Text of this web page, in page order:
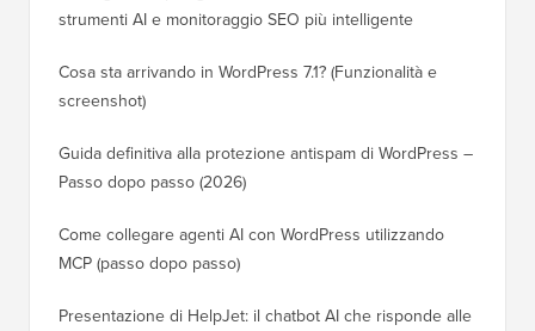
strumenti AI e monitoraggio SEO più intelligente
Cosa sta arrivando in WordPress 7.1? (Funzionalità e
screenshot)
Guida definitiva alla protezione antispam di WordPress –
Passo dopo passo (2026)
Come collegare agenti AI con WordPress utilizzando
MCP (passo dopo passo)
Presentazione di HelpJet: il chatbot AI che risponde alle